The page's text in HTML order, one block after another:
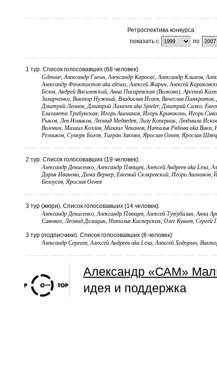
Ретроспектива конкурса:
показать с
по
1 тур. Список голосовавших (68 человек):
Gilmour, Александр Гагин, Александр Каросас, Александр Климов,
Александр Феоктистов aka alexas, Алексей Жарич, Алексей
Белов, Андрей Василевский, Анна Писаревская (Волкова), Арсений
Захарченко, Виктор Нужный, Владислав Исаев, Вячеслав
Дмитрий Леонов, Дмитрий Лихачев aka Spieler, Дмитрий Салко,
Елизавета Трибунская, Игорь Ашманов, Игорь Кривоконь, Игорь
Рыков, Лев Новиков, Леонид Медведев, Лилу Коперник, Людмила
Волович, Михаил Козлов, Михаил Чеканов, Наталья Рябова aka
Резников, Сумерк Богов, Тигран Закоян, Ярослав Огнев, Ярослав
2 тур. Список голосовавших (19 человек):
Александр Денисенко, Александр Плющев, Алексей Андреев aka
Дарья Иванова, Дима Вернер, Евгений Скляревский, Игорь
Белоусов, Ярослав Огнев
3 тур (жюри). Список голосовавших (14 человек):
Александр Денисенко, Александр Плющев, Алексей Тутубалин,
Савович, Леонид Делицын, Наталья Касперская, Олег Куваев, Сергей
3 тур (подписчики). Список голосовавших (8 человек):
Александр Сергеев, Алексей Андреев aka Lexa, Алексей Ходорыч,
Александр «САМ»
идея и поддержка